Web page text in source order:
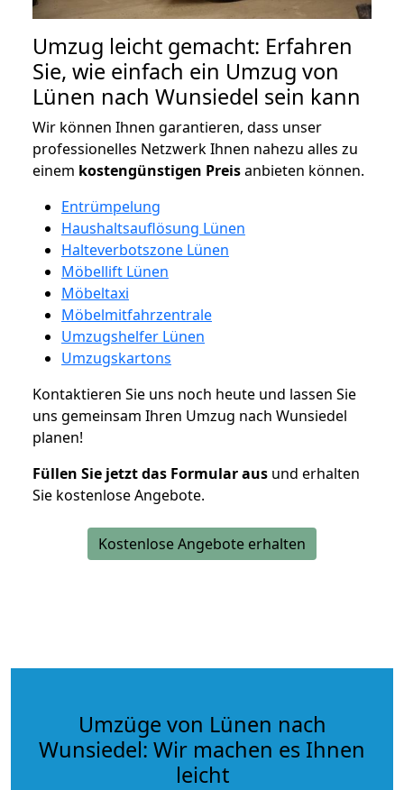
Umzug leicht gemacht: Erfahren
Sie, wie einfach ein Umzug von
Lünen nach Wunsiedel sein kann
Wir können Ihnen garantieren, dass unser
professionelles Netzwerk Ihnen nahezu alles zu
einem kostengünstigen Preisanbieten können.
Entrümpelung
Haushaltsauflösung Lünen
Halteverbotszone Lünen
Möbellift Lünen
Möbeltaxi
Möbelmitfahrzentrale
Umzugshelfer Lünen
Umzugskartons
Kontaktieren Sie uns noch heute und lassen Sie
uns gemeinsam Ihren Umzug nach Wunsiedel
planen!
Füllen Sie jetzt das Formular aus und erhalten
Sie kostenlose Angebote.
Kostenlose Angebote erhalten
Umzüge von Lünen nach
Wunsiedel: Wir machen es Ihnen
leicht